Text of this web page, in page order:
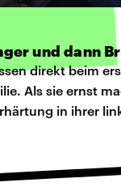
und dann
direkt beim
Als sie ernst
in ihrer